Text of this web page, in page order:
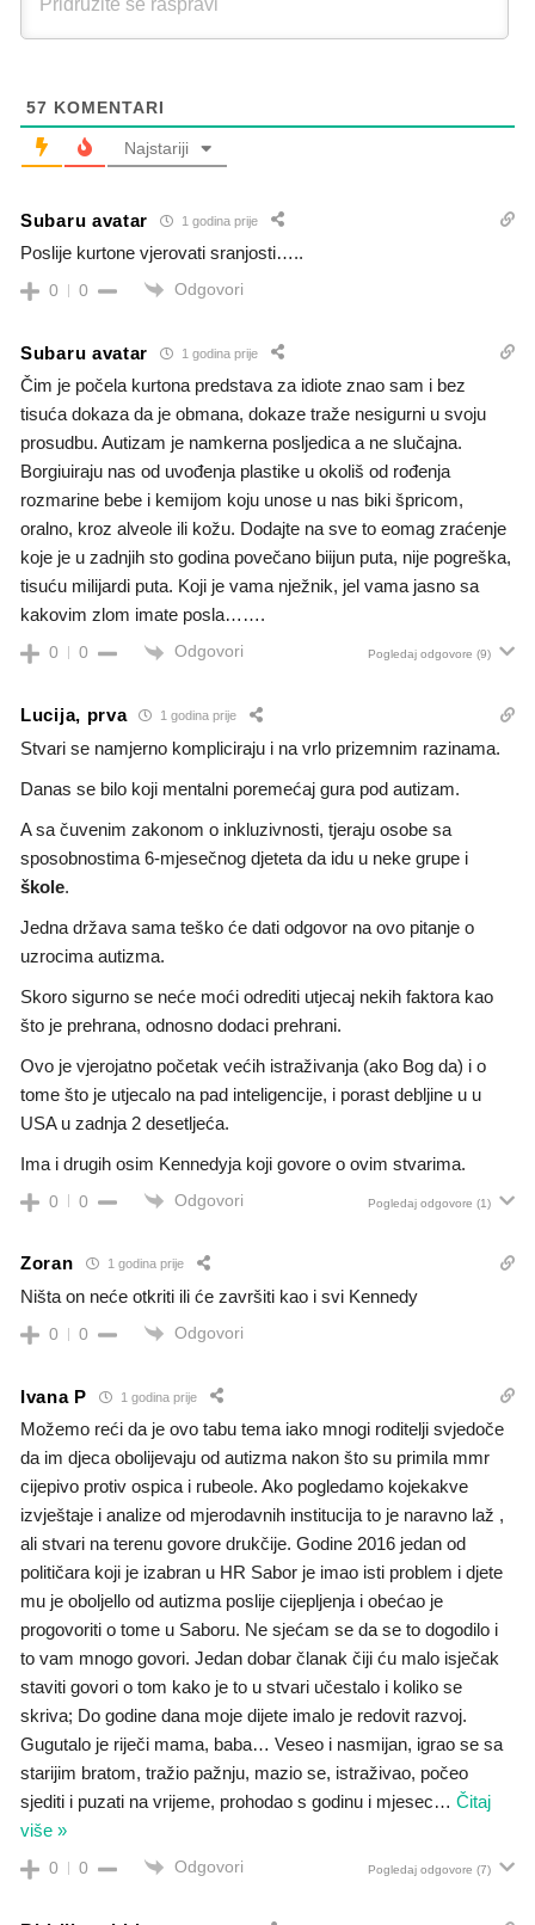
57 KOMENTARI
Najstariji
Subaru avatar 1 godina prije
Poslije kurtone vjerovati sranjosti…..
0 0 Odgovori
Subaru avatar 1 godina prije
Čim je počela kurtona predstava za idiote znao sam i bez
tisuća dokaza da je obmana, dokaze traže nesigurni u svoju
prosudbu. Autizam je namkerna posljedica a ne slučajna.
Borgiuiraju nas od uvođenja plastike u okoliš od rođenja
rozmarine bebe i kemijom koju unose u nas biki špricom,
oralno, kroz alveole ili kožu. Dodajte na sve to eomag zraćenje
koje je u zadnjih sto godina povečano biijun puta, nije pogreška,
tisuću milijardi puta. Koji je vama nježnik, jel vama jasno sa
kakovim zlom imate posla…….
0 0 Odgovori Pogledaj odgovore (9)
Lucija, prva 1 godina prije
Stvari se namjerno kompliciraju i na vrlo prizemnim razinama.
Danas se bilo koji mentalni poremećaj gura pod autizam.
A sa čuvenim zakonom o inkluzivnosti, tjeraju osobe sa
sposobnostima 6-mjesečnog djeteta da idu u neke grupe i
škole.
Jedna država sama teško će dati odgovor na ovo pitanje o
uzrocima autizma.
Skoro sigurno se neće moći odrediti utjecaj nekih faktora kao
što je prehrana, odnosno dodaci prehrani.
Ovo je vjerojatno početak većih istraživanja (ako Bog da) i o
tome što je utjecalo na pad inteligencije, i porast debljine u u
USA u zadnja 2 desetljeća.
Ima i drugih osim Kennedyja koji govore o ovim stvarima.
0 0 Odgovori Pogledaj odgovore (1)
Zoran 1 godina prije
Ništa on neće otkriti ili će završiti kao i svi Kennedy
0 0 Odgovori
Ivana P 1 godina prije
Možemo reći da je ovo tabu tema iako mnogi roditelji svjedoče
da im djeca obolijevaju od autizma nakon što su primila mmr
cijepivo protiv ospica i rubeole. Ako pogledamo kojekakve
izvještaje i analize od mjerodavnih institucija to je naravno laž ,
ali stvari na terenu govore drukčije. Godine 2016 jedan od
političara koji je izabran u HR Sabor je imao isti problem i djete
mu je oboljello od autizma poslije cijepljenja i obećao je
progovoriti o tome u Saboru. Ne sjećam se da se to dogodilo i
to vam mnogo govori. Jedan dobar članak čiji ću malo isječak
staviti govori o tom kako je to u stvari učestalo i koliko se
skriva; Do godine dana moje dijete imalo je redovit razvoj.
Gugutalo je riječi mama, baba… Veseo i nasmijan, igrao se sa
starijim bratom, tražio pažnju, mazio se, istraživao, počeo
sjediti i puzati na vrijeme, prohodao s godinu i mjesec… Čitaj
više »
0 0 Odgovori Pogledaj odgovore (7)